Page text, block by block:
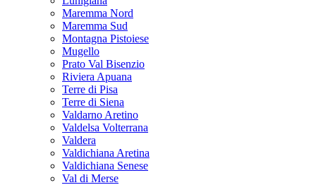
Maremma Nord
Maremma Sud
Montagna Pistoiese
Mugello
Prato Val Bisenzio
Riviera Apuana
Terre di Pisa
Terre di Siena
Valdarno Aretino
Valdelsa Volterrana
Valdera
Valdichiana Aretina
Valdichiana Senese
Val di Merse